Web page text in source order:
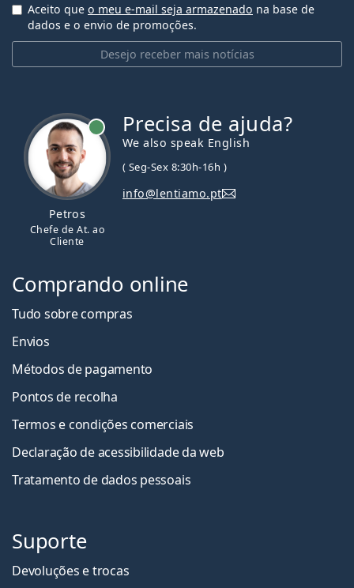
Desejo receber mais notícias
Aceito que o meu e-mail seja armazenado na base de
dados e o envio de promoções.
Petros
Chefe de At. ao
Cliente
Precisa de ajuda?
We also speak English
( Seg-Sex 8:30h-16h )
info@lentiamo.pt
Comprando online
Tudo sobre compras
Envios
Métodos de pagamento
Pontos de recolha
Termos e condições comerciais
Declaração de acessibilidade da web
Tratamento de dados pessoais
Suporte
Devoluções e trocas